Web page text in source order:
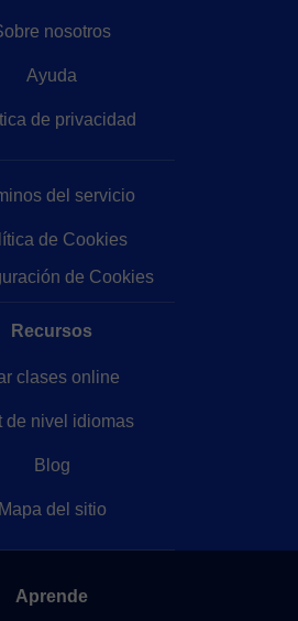
nosotros
Ayuda
de privacidad
del servicio
de Cookies
de Cookies
Recursos
clases online
de nivel idiomas
Blog
Mapa del sitio
Aprende